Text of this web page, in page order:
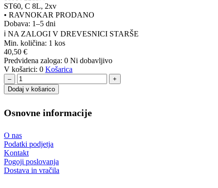
ST60, C 8L, 2xv
• RAVNOKAR PRODANO
Dobava: 1–5 dni
ℹ️ NA ZALOGI V DREVESNICI STARŠE
Min. količina: 1 kos
40,50 €
Predvidena zaloga: 0 Ni dobavljivo
V košarici: 0 Košarica
–
+
Dodaj v košarico
Osnovne informacije
O nas
Podatki podjetja
Kontakt
Pogoji poslovanja
Dostava in vračila